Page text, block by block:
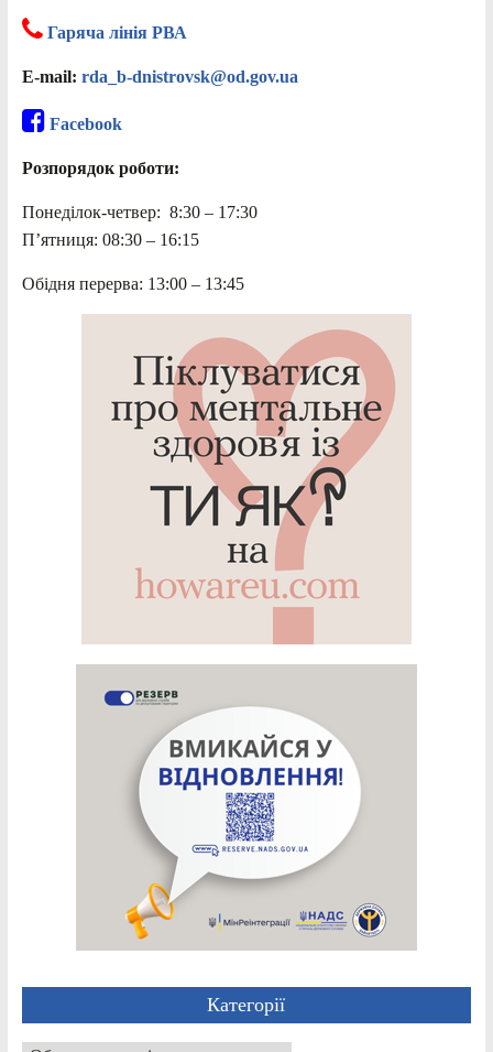
Гаряча лінія РВА
E-mail: rda_b-dnistrovsk@od.gov.ua
Facebook
Розпорядок роботи:
Понеділок-четвер: 8:30 – 17:30
П’ятниця: 08:30 – 16:15
Обідня перерва: 13:00 – 13:45
Категорії